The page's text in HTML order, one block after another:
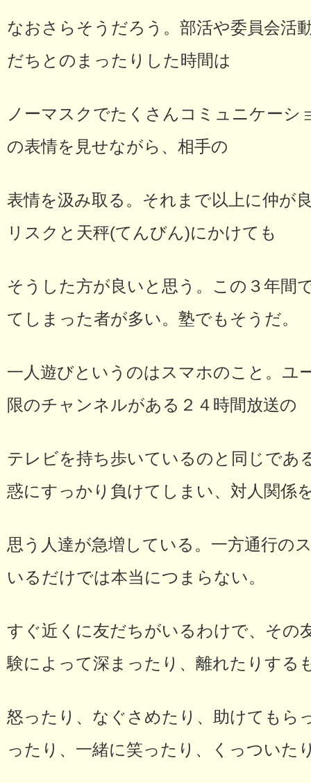
なおさらそうだろう。部活や委員会活
だちとのまったりした時間は
ノーマスクでたくさんコミュニケーシ
の表情を見せながら、相手の
表情を汲み取る。それまで以上に仲が
リスクと天秤(てんびん)にかけても
そうした方が良いと思う。この３年間
てしまった者が多い。塾でもそうだ。
一人遊びというのはスマホのこと。ユ
限のチャンネルがある２４時間放送の
テレビを持ち歩いているのと同じであ
惑にすっかり負けてしまい、対人関係
思う人達が急増している。一方通行の
いるだけでは本当につまらない。
すぐ近くに友だちがいるわけで、その
験によって深まったり、離れたりする
怒ったり、なぐさめたり、助けてもら
ったり、一緒に笑ったり、くっついた